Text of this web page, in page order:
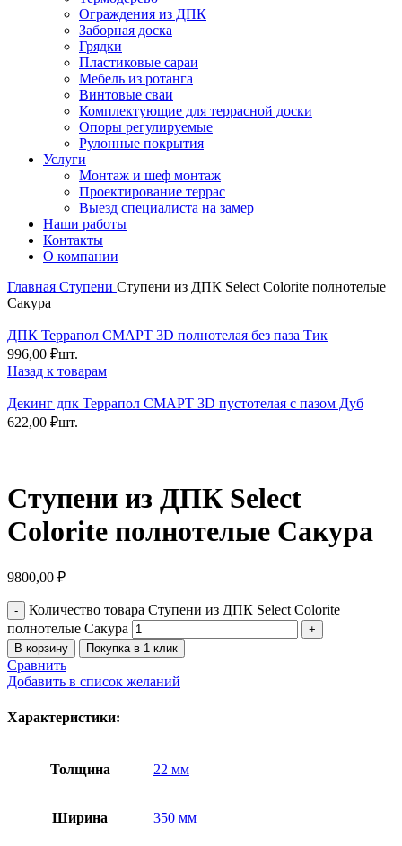
Ограждения из ДПК
Заборная доска
Грядки
Пластиковые сараи
Мебель из ротанга
Винтовые сваи
Комплектующие для террасной доски
Опоры регулируемые
Рулонные покрытия
Услуги
Монтаж и шеф монтаж
Проектирование террас
Выезд специалиста на замер
Наши работы
Контакты
О компании
Главная Ступени Ступени из ДПК Select Colorite полнотелые
Сакура
ДПК Террапол СМАРТ 3D полнотелая без паза Тик
996,00 ₽шт.
Назад к товарам
Декинг дпк Террапол СМАРТ 3D пустотелая с пазом Дуб
622,00 ₽шт.
Ступени из ДПК Select
Colorite полнотелые Сакура
9800,00 ₽
Количество товара Ступени из ДПК Select Colorite
полнотелые Сакура
В корзину Покупка в 1 клик
Сравнить
Добавить в список желаний
Характеристики:
Толщина 22 мм
Ширина 350 мм